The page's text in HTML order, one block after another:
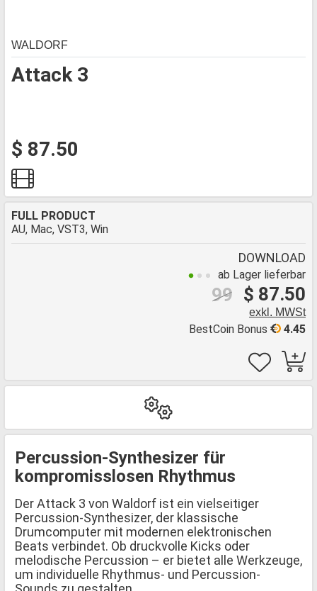
Attack 3
WALDORF
$ 87.50
FULL PRODUCT
AU, Mac, VST3, Win
DOWNLOAD
ab Lager lieferbar
$ 87.50
99
exkl. MWSt
4.45
BestCoin Bonus
Percussion-Synthesizer für
kompromisslosen Rhythmus
Der Attack 3 von Waldorf ist ein vielseitiger
Percussion-Synthesizer, der klassische
Drumcomputer mit modernen elektronischen
Beats verbindet. Ob druckvolle Kicks oder
melodische Percussion – er bietet alle Werkzeuge,
um individuelle Rhythmus- und Percussion-